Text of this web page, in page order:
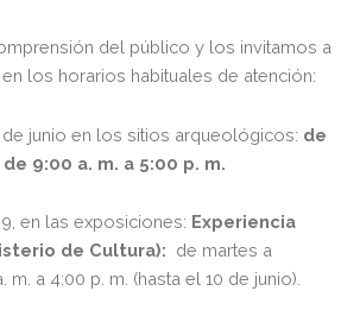
del público y los invitamos a
los horarios habituales de atención:
junio en los sitios arqueológicos: de
9:00 a. m. a 5:00 p. m.
en las exposiciones: Experiencia
de Cultura): de martes a
a 4:00 p. m. (hasta el 10 de junio).